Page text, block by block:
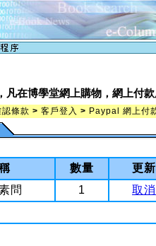
凡在博學堂網上購物，網上付
認條款 > 客戶登入 > Paypal 網上付
數量
更
問
1 取